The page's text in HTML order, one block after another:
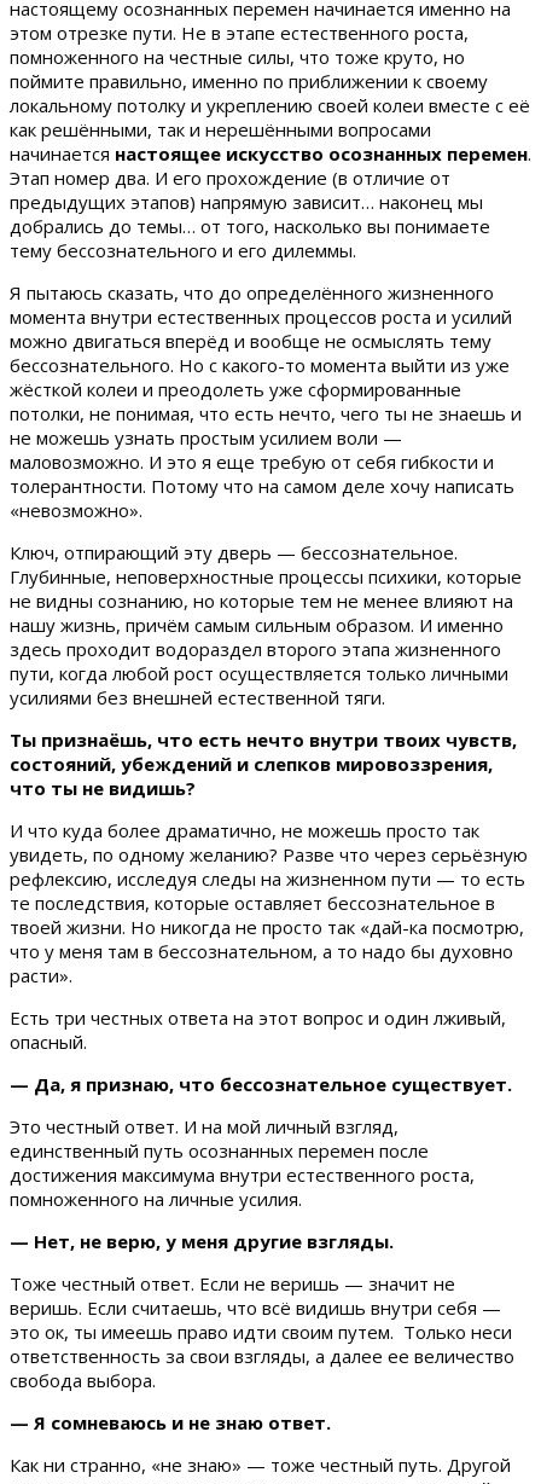
настоящему осознанных перемен начинается именно на
этом отрезке пути. Не в этапе естественного роста,
помноженного на честные силы, что тоже круто, но
поймите правильно, именно по приближении к своему
локальному потолку и укреплению своей колеи вместе с её
как решёнными, так и нерешёнными вопросами
начинается настоящее искусство осознанных перемен.
Этап номер два. И его прохождение (в отличие от
предыдущих этапов) напрямую зависит… наконец мы
добрались до темы… от того, насколько вы понимаете
тему бессознательного и его дилеммы.
Я пытаюсь сказать, что до определённого жизненного
момента внутри естественных процессов роста и усилий
можно двигаться вперёд и вообще не осмыслять тему
бессознательного. Но с какого-то момента выйти из уже
жёсткой колеи и преодолеть уже сформированные
потолки, не понимая, что есть нечто, чего ты не знаешь и
не можешь узнать простым усилием воли —
маловозможно. И это я еще требую от себя гибкости и
толерантности. Потому что на самом деле хочу написать
«невозможно».
Ключ, отпирающий эту дверь — бессознательное.
Глубинные, неповерхностные процессы психики, которые
не видны сознанию, но которые тем не менее влияют на
нашу жизнь, причём самым сильным образом. И именно
здесь проходит водораздел второго этапа жизненного
пути, когда любой рост осуществляется только личными
усилиями без внешней естественной тяги.
Ты признаёшь, что есть нечто внутри твоих чувств,
состояний, убеждений и слепков мировоззрения,
что ты не видишь?
И что куда более драматично, не можешь просто так
увидеть, по одному желанию? Разве что через серьёзную
рефлексию, исследуя следы на жизненном пути — то есть
те последствия, которые оставляет бессознательное в
твоей жизни. Но никогда не просто так «дай-ка посмотрю,
что у меня там в бессознательном, а то надо бы духовно
расти».
Есть три честных ответа на этот вопрос и один лживый,
опасный.
— Да, я признаю, что бессознательное существует.
Это честный ответ. И на мой личный взгляд,
единственный путь осознанных перемен после
достижения максимума внутри естественного роста,
помноженного на личные усилия.
— Нет, не верю, у меня другие взгляды.
Тоже честный ответ. Если не веришь — значит не
веришь. Если считаешь, что всё видишь внутри себя —
это ок, ты имеешь право идти своим путем. Только неси
ответственность за свои взгляды, а далее ее величество
свобода выбора.
— Я сомневаюсь и не знаю ответ.
Как ни странно, «не знаю» — тоже честный путь. Другой